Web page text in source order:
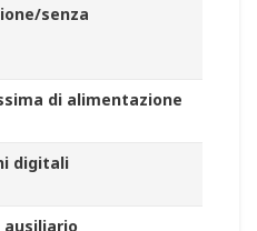
senza
di alimentazione
digitali